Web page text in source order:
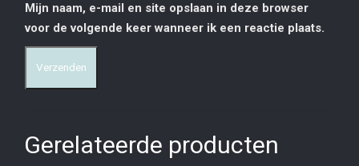
Mijn naam, e-mail en site opslaan in deze browser
voor de volgende keer wanneer ik een reactie plaats.
Gerelateerde producten